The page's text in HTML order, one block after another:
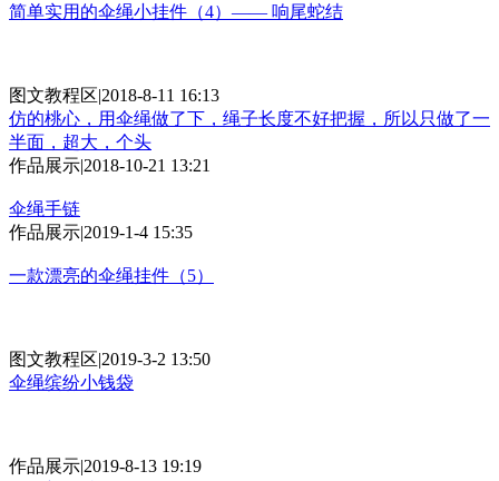
简单实用的伞绳小挂件（4）—— 响尾蛇结
图文教程区|2018-8-11 16:13
仿的桃心，用伞绳做了下，绳子长度不好把握，所以只做了一
半面，超大，个头
作品展示|2018-10-21 13:21
伞绳手链
作品展示|2019-1-4 15:35
一款漂亮的伞绳挂件（5）
图文教程区|2019-3-2 13:50
伞绳缤纷小钱袋
作品展示|2019-8-13 19:19